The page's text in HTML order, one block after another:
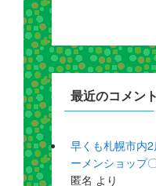
最近のコメント
早くも札幌市内
ーメンショップ
匿名 より